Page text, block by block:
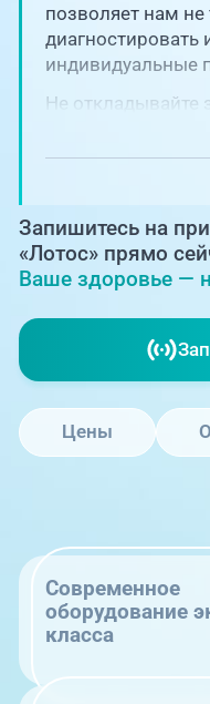
PreventAGE
+7 (351)
позволяет нам
диагностировать
индивидуальные
Не откладывайте
ключевую роль в
Запишитесь на
«Лотос» прямо
Ваше здоровье —
Цены
Современное
оборудование
класса